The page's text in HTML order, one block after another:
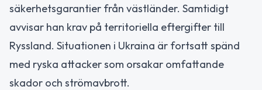
säkerhetsgarantier från västländer. Samtidigt
avvisar han krav på territoriella eftergifter till
Ryssland. Situationen i Ukraina är fortsatt spänd
med ryska attacker som orsakar omfattande
skador och strömavbrott.